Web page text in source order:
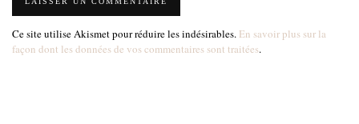
Ce site utilise Akismet pour réduire les indésirables. En savoir plus sur la
façon dont les données de vos commentaires sont traitées.